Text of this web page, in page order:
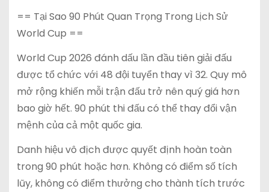
== Tại Sao 90 Phút Quan Trọng Trong Lịch Sử
World Cup ==
World Cup 2026 đánh dấu lần đầu tiên giải đấu
được tổ chức với 48 đội tuyển thay vì 32. Quy mô
mở rộng khiến mỗi trận đấu trở nên quý giá hơn
bao giờ hết. 90 phút thi đấu có thể thay đổi vận
mệnh của cả một quốc gia.
Danh hiệu vô địch được quyết định hoàn toàn
trong 90 phút hoặc hơn. Không có điểm số tích
lũy, không có điểm thưởng cho thành tích trước